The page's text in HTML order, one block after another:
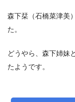
森下栞（石橋菜津美
た。
どうやら、森下姉妹
たようです。